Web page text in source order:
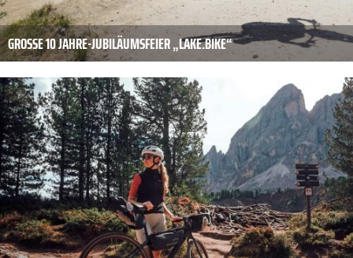
GROSSE 10 JAHRE-JUBILÄUMSFEIER „LAKE.BIKE“